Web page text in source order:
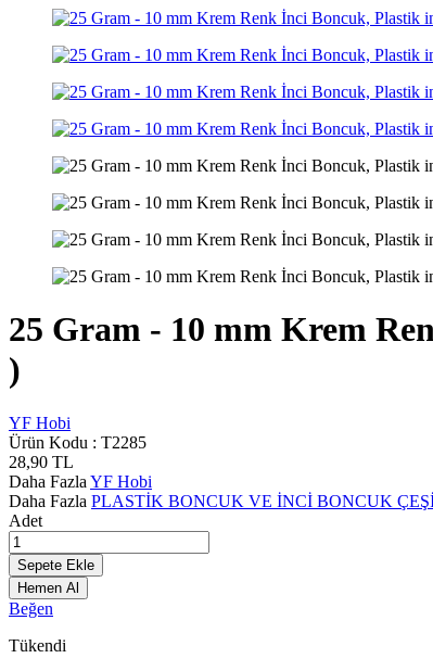
25 Gram - 10 mm Krem
)
YF Hobi
Ürün Kodu : T2285
28,90 TL
Daha Fazla YF Hobi
Daha Fazla PLASTİK BONCUK VE İNCİ BONCUK
Adet
Sepete Ekle
Hemen Al
Beğen
Tükendi